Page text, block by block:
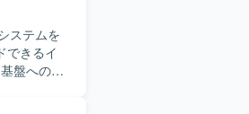
ステムを
できるイ